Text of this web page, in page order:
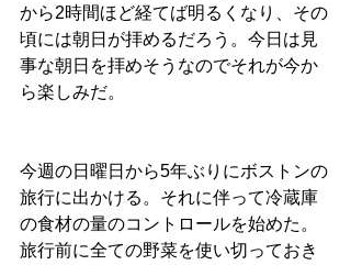
から2時間ほど経てば明るくなり、その
頃には朝日が拝めるだろう。今日は見
事な朝日を拝めそうなのでそれが今か
ら楽しみだ。
今週の日曜日から5年ぶりにボストンの
旅行に出かける。それに伴って冷蔵庫
の食材の量のコントロールを始めた。
旅行前に全ての野菜を使い切っておき